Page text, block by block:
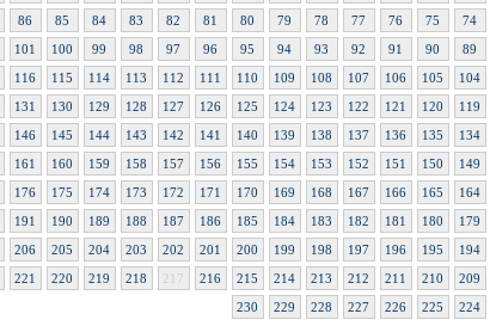
74
75
76
77
78
79
80
81
82
83
84
85
86
89
90
91
92
93
94
95
96
97
98
99
100
101
104
105
106
107
108
109
110
111
112
113
114
115
116
119
120
121
122
123
124
125
126
127
128
129
130
131
134
135
136
137
138
139
140
141
142
143
144
145
146
149
150
151
152
153
154
155
156
157
158
159
160
161
164
165
166
167
168
169
170
171
172
173
174
175
176
179
180
181
182
183
184
185
186
187
188
189
190
191
194
195
196
197
198
199
200
201
202
203
204
205
206
209
210
211
212
213
214
215
216
217
218
219
220
221
224
225
226
227
228
229
230